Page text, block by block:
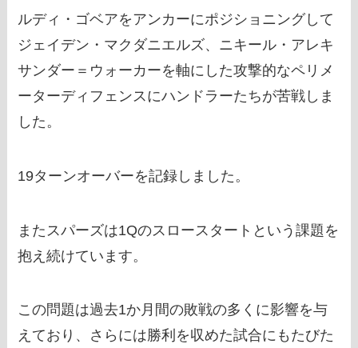
ルディ・ゴベアをアンカーにポジショニングして
ジェイデン・マクダニエルズ、ニキール・アレキ
サンダー＝ウォーカーを軸にした攻撃的なペリメ
ーターディフェンスにハンドラーたちが苦戦しま
した。
19ターンオーバーを記録しました。
またスパーズは1Qのスロースタートという課題を
抱え続けています。
この問題は過去1か月間の敗戦の多くに影響を与
えており、さらには勝利を収めた試合にもたびた